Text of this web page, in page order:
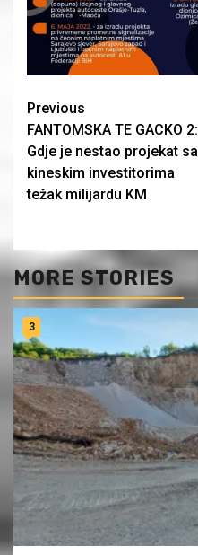
Continue
Reading
Previous
FANTOMSKA TE GACKO 2:
Gdje je nestao projekat sa
kineskim investitorima
težak milijardu KM
MORE STORIES
3